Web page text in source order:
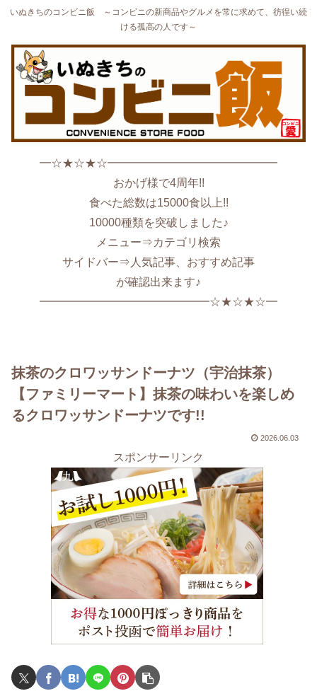
いぬきちのコンビニ飯 ～コンビニの新商品やグルメを常に求めて、彷徨い続
ける孤高の人です～
━☆★☆★☆━━━━━━━━━━━━━━━
おかげ様で4周年!!
食べた総数は15000食以上!!
10000種類を突破しました♪
メニュー⇒カテゴリ検索
サイドバー⇒人気記事、おすすめ記事
が確認出来ます♪
━━━━━━━━━━━━━━━☆★☆★☆━
抹茶のクロワッサンドーナツ（宇治抹茶）
【ファミリーマート】抹茶の味わいを楽しめ
るクロワッサンドーナツです!!
2026.06.03
スポンサーリンク